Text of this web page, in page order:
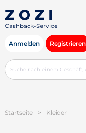
Cashback-Service
Anmelden Registrieren
Startseite > Kleider